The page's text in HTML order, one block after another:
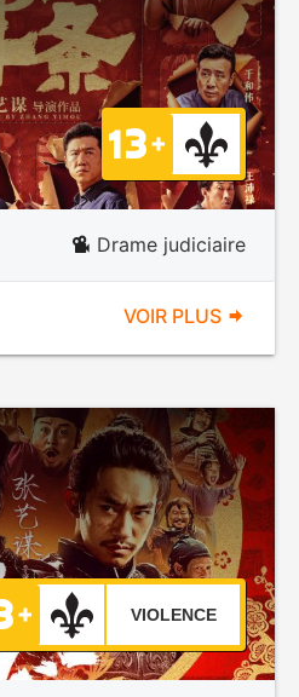
Drame judiciaire
VOIR PLUS
VIOLENCE